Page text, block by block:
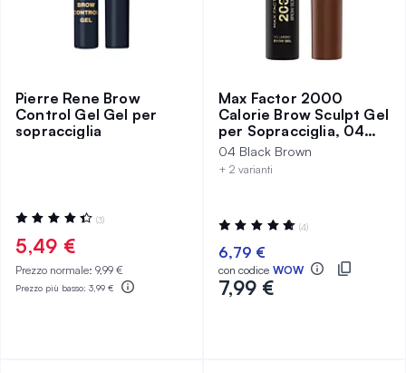
Pierre Rene Brow
Control Gel Gel per
sopracciglia
Valutazione:
89%
(3)
5,49 €
Prezzo normale: 9,99 €
Prezzo più basso: 3,99 €
Max Factor 2000
Calorie Brow Sculpt Gel
per Sopracciglia, 04
Black Brown
04 Black Brown
+ 2 varianti
Valutazione:
100%
(4)
6,79 €
con codice WOW
7,99 €